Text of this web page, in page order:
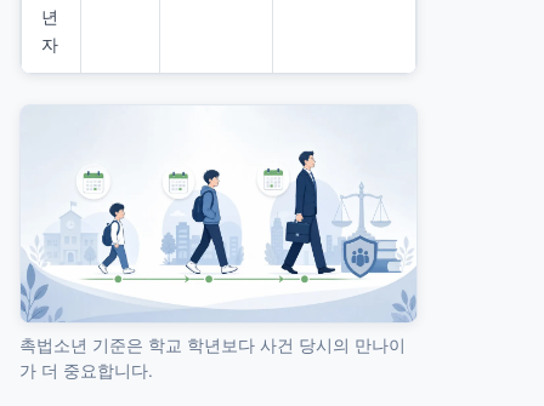
년
자
촉법소년 기준은 학교 학년보다 사건 당시의 만나이
가 더 중요합니다.